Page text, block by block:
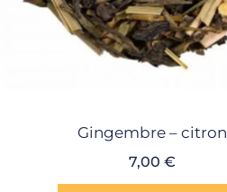
Gingembre – citron
7,00 €